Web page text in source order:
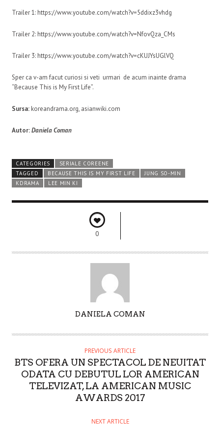
Trailer 1: https://www.youtube.com/watch?v=5ddixz3vhdg
Trailer 2: https://www.youtube.com/watch?v=NfovQza_CMs
Trailer 3: https://www.youtube.com/watch?v=cKUJYsUGlVQ
Sper ca v-am facut curiosi si veti urmari de acum inainte drama
“Because This is My First Life”.
Sursa: koreandrama.org, asianwiki.com
Autor:Daniela Coman
CATEGORIES
SERIALE COREENE
TAGGED
BECAUSE THIS IS MY FIRST LIFE
JUNG SO-MIN
KDRAMA
LEE MIN KI
0
T
O
DANIELA COMAN
PREVIOUS ARTICLE
BTS OFERA UN SPECTACOL DE NEUITAT
ODATA CU DEBUTUL LOR AMERICAN
TELEVIZAT, LA AMERICAN MUSIC
AWARDS 2017
NEXT ARTICLE